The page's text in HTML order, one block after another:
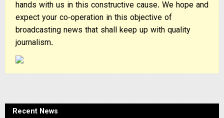
hands with us in this constructive cause. We hope and
expect your co-operation in this objective of
broadcasting news that shall keep up with quality
journalism.
Recent News